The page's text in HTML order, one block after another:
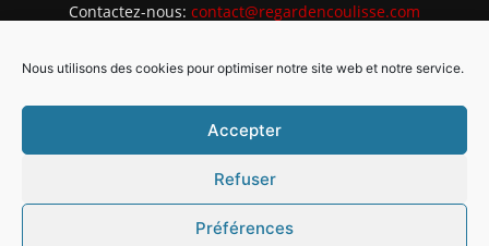
Nous utilisons des cookies pour optimiser notre site web et notre service.
Accepter
Refuser
Préférences
Contactez-nous: contact@regardencoulisse.com
Intégration Ghislain Fayard Mentions légales